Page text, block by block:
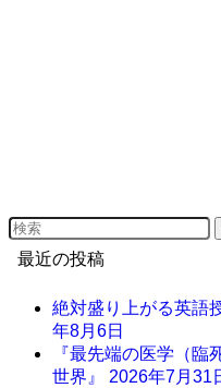
最近の投稿
絶対盛り上がる英語
年8月6日
『最先端の医学（
世界』 2026年7月31